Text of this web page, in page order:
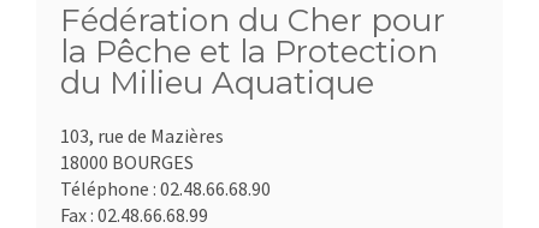
Fédération du Cher pour
la Pêche et la Protection
du Milieu Aquatique
103, rue de Mazières
18000 BOURGES
Téléphone : 02.48.66.68.90
Fax : 02.48.66.68.99